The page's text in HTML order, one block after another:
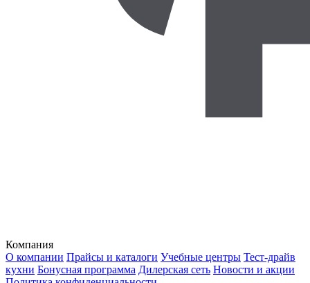
Компания
О компании Прайсы и каталоги Учебные центры Тест-драйв
кухни Бонусная программа Дилерская сеть Новости и акции